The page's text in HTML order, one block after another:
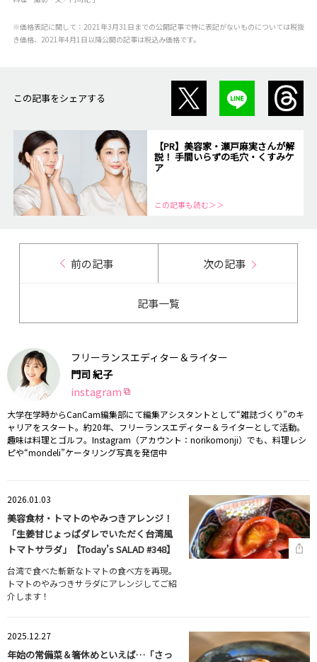
※価格表記に関して：2021年3月31日までの公開記事で特に表記がないものについては税抜
き価格、2021年4月1日以降公開の記事は税込み価格です。
この記事をシェアする
【PR】美容家・瀬戸麻実さんが解
説！ 手間いらずの毛穴・くすみケ
ア
この記事も読む＞＞
前の記事 次の記事
記事一覧
フリーランスエディター＆ライター
門司 紀子
instagram
大学在学時からCanCam編集部にて編集アシスタントとして“雑誌づくり”のキ
ャリアをスタート。約20年、フリーランスエディター＆ライターとして活動。
趣味は料理とゴルフ。Instagram（アカウント：norikomonji）でも、料理レシ
ピや“mondeli”ケータリング写真を発信中
2026.01.03
美容食材・トマトのやみつきアレンジ！
「生姜甘じょっぱダレでいただく台湾風
トマトサラダ」【Today’s SALAD #348】
台湾で食べた斬新なトマトの食べ方を再現。
トマトのやみつきサラダにアレンジしてご紹
介します！
2025.12.27
年始の常備菜＆箸休めといえば…「さっ